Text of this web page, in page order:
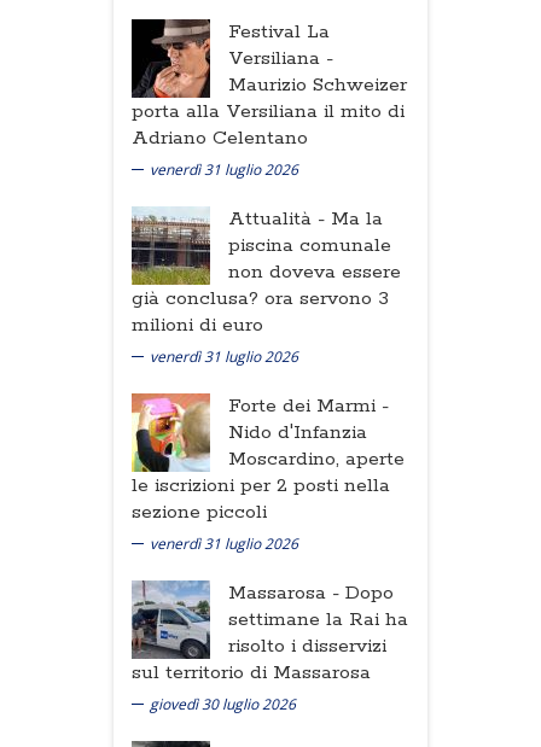
Festival La
Versiliana -
Maurizio Schweizer
porta alla Versiliana il mito di
Adriano Celentano
venerdì 31 luglio 2026
Attualità - Ma la
piscina comunale
non doveva essere
già conclusa? ora servono 3
milioni di euro
venerdì 31 luglio 2026
Forte dei Marmi -
Nido d'Infanzia
Moscardino, aperte
le iscrizioni per 2 posti nella
sezione piccoli
venerdì 31 luglio 2026
Massarosa - Dopo
settimane la Rai ha
risolto i disservizi
sul territorio di Massarosa
giovedì 30 luglio 2026